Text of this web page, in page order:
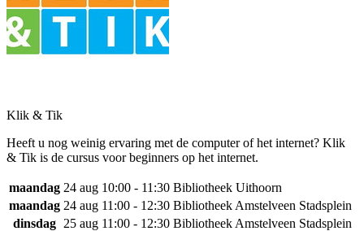
Klik & Tik
Heeft u nog weinig ervaring met de computer of het internet? Klik
& Tik is de cursus voor beginners op het internet.
maandag 24 aug 10:00 - 11:30 Bibliotheek Uithoorn
maandag 24 aug 11:00 - 12:30 Bibliotheek Amstelveen Stadsplein
dinsdag 25 aug 11:00 - 12:30 Bibliotheek Amstelveen Stadsplein